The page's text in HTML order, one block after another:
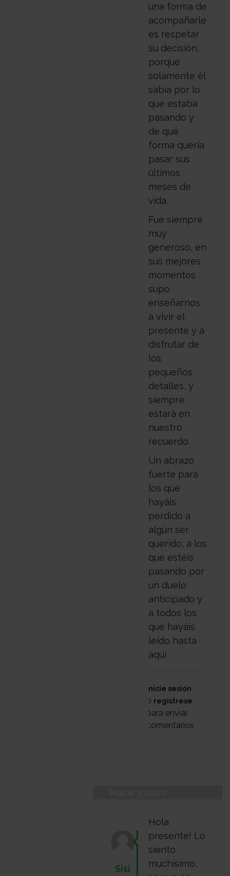
una forma de
acompañarle
es respetar
su decisión,
porque
solamente él
sabía por lo
que estaba
pasando y
de qué
forma quería
pasar sus
últimos
meses de
vida.
Fue siempre
muy
generoso, en
sus mejores
momentos
supo
enseñarnos
a vivir el
presente y a
disfrutar de
los
pequeños
detalles, y
siempre
estará en
nuestro
recuerdo.
Un abrazo
fuerte para
los que
hayáis
perdido a
algún ser
querido, a los
que estéis
pasando por
un duelo
anticipado y
a todos los
que hayáis
leído hasta
aquí
Inicie sesión
o registrese
para enviar
comentarios
Sisi
Hola
presente! Lo
siento
muchísimo,